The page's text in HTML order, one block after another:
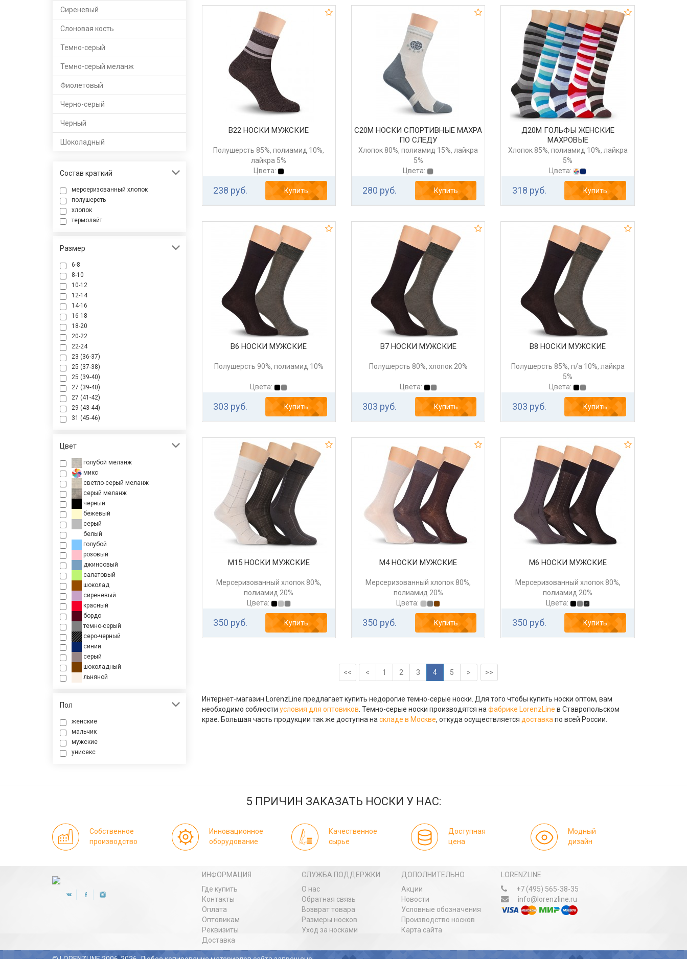
Сиреневый
Слоновая кость
Темно-серый
Темно-серый меланж
Фиолетовый
Черно-серый
Черный
Шоколадный
Состав краткий
мерсеризованный хлопок
полушерсть
хлопок
термолайт
Размер
6-8
8-10
10-12
12-14
14-16
16-18
18-20
20-22
22-24
23 (36-37)
25 (37-38)
25 (39-40)
27 (39-40)
27 (41-42)
29 (43-44)
31 (45-46)
Цвет
голубой меланж
микс
светло-серый меланж
серый меланж
черный
бежевый
серый
белый
голубой
розовый
джинсовый
салатовый
шоколад
сиреневый
красный
бордо
темно-серый
серо-черный
синий
серый
шоколадный
льняной
Пол
женские
мальчик
мужские
унисекс
В22 НОСКИ МУЖСКИЕ
Полушерсть 85%, полиамид 10%,
лайкра 5%
Цвета:
238 руб. Купить
С20М НОСКИ СПОРТИВНЫЕ МАХРА
ПО СЛЕДУ
Хлопок 80%, полиамид 15%, лайкра
5%
Цвета:
280 руб. Купить
Д20М ГОЛЬФЫ ЖЕНСКИЕ
МАХРОВЫЕ
Хлопок 85%, полиамид 10%, лайкра
5%
Цвета:
318 руб. Купить
В6 НОСКИ МУЖСКИЕ
Полушерсть 90%, полиамид 10%
Цвета:
303 руб. Купить
В7 НОСКИ МУЖСКИЕ
Полушерсть 80%, хлопок 20%
Цвета:
303 руб. Купить
В8 НОСКИ МУЖСКИЕ
Полушерсть 85%, п/а 10%, лайкра
5%
Цвета:
303 руб. Купить
М15 НОСКИ МУЖСКИЕ
Мерсеризованный хлопок 80%,
полиамид 20%
Цвета:
350 руб. Купить
М4 НОСКИ МУЖСКИЕ
Мерсеризованный хлопок 80%,
полиамид 20%
Цвета:
350 руб. Купить
М6 НОСКИ МУЖСКИЕ
Мерсеризованный хлопок 80%,
полиамид 20%
Цвета:
350 руб. Купить
<< < 1 2 3 4 5 > >>
Интернет-магазин LorenzLine предлагает купить недорогие темно-серые носки. Для того чтобы купить носки оптом, вам
необходимо соблюсти условия для оптовиков. Темно-серые носки производятся нафабрике LorenzLine в Ставропольском
крае. Большая часть продукции так же доступна наскладе в Москве, откуда осуществляется доставкапо всей России.
5 ПРИЧИН ЗАКАЗАТЬ НОСКИ У НАС:
Собственное
производство
Инновационное
оборудование
Качественное
сырье
Доступная
цена
Модный
дизайн
ИНФОРМАЦИЯ
Где купить
Контакты
Оплата
Оптовикам
Реквизиты
Доставка
СЛУЖБА ПОДДЕРЖКИ
О нас
Обратная связь
Возврат товара
Размеры носков
Уход за носками
ДОПОЛНИТЕЛЬНО
Акции
Новости
Условные обозначения
Производство носков
Карта сайта
LORENZLINE
+7 (495) 565-38-35
info@lorenzline.ru